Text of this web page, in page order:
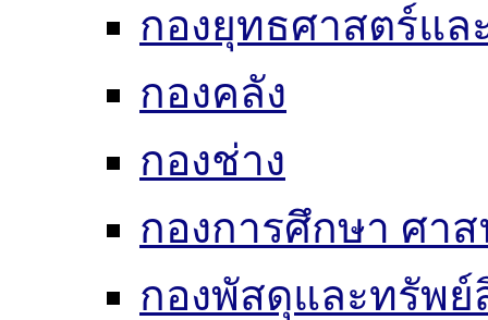
กองยุทธศาสตร์แ
กองคลัง
กองช่าง
กองการศึกษา ศา
กองพัสดุและทรัพย์